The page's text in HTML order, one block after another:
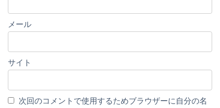
メール
サイト
次回のコメントで使用するためブラウザーに自分の名